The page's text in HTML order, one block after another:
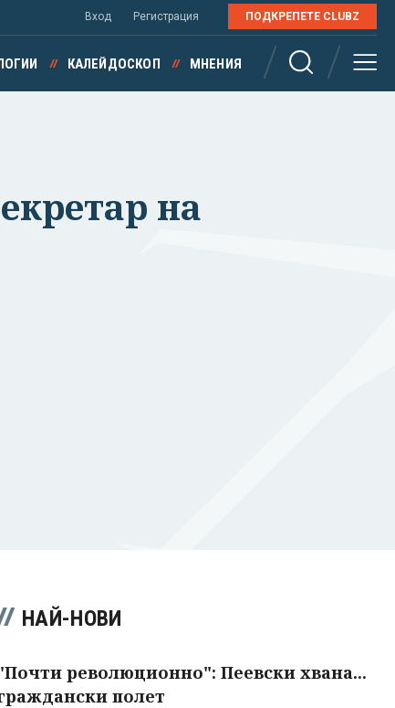
Вход Регистрация ПОДКРЕПЕТЕ CLUBZ
КАЛЕЙДОСКОП МНЕНИЯ
на
НАЙ-НОВИ
революционно": Пеевски хвана...
полет